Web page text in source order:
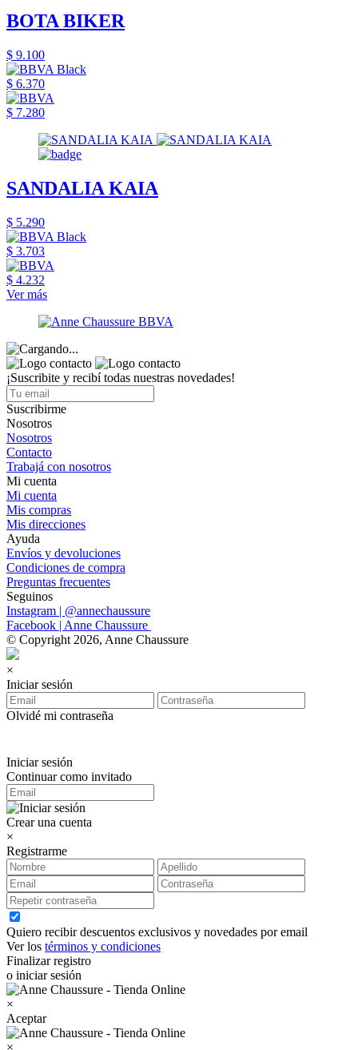
BOTA BIKER
$ 9.100
$ 6.370
$ 7.280
SANDALIA KAIA
$ 5.290
$ 3.703
$ 4.232
Ver más
¡Suscribite y recibí todas nuestras novedades!
Suscribirme
Nosotros
Nosotros
Contacto
Trabajá con nosotros
Mi cuenta
Mi cuenta
Mis compras
Mis direcciones
Ayuda
Envíos y devoluciones
Condiciones de compra
Preguntas frecuentes
Seguinos
Instagram | @annechaussure
Facebook | Anne Chaussure
© Copyright 2026, Anne Chaussure
×
Iniciar sesión
Olvidé mi contraseña
Iniciar sesión
Continuar como invitado
Crear una cuenta
×
Registrarme
Quiero recibir descuentos exclusivos y novedades por email
Ver los términos y condiciones
Finalizar registro
o iniciar sesión
×
Aceptar
×